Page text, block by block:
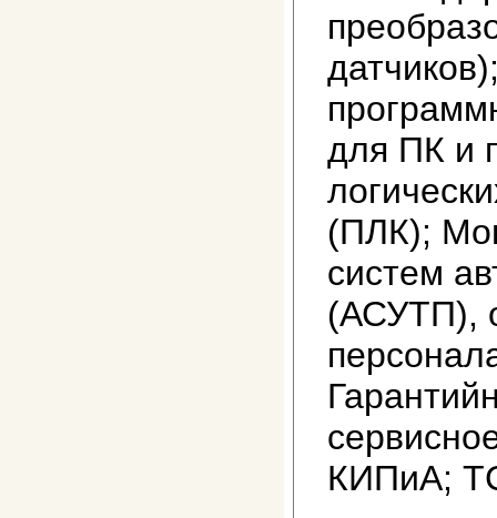
для ПК и
(ПЛК);
систем
(АСУТП),
КИПиА;